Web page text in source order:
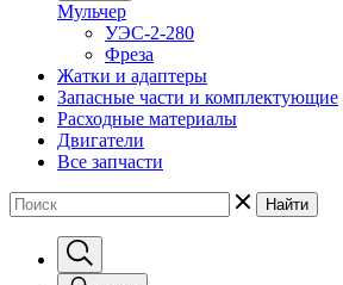
Мульчер
УЭС-2-280
Фреза
Жатки и адаптеры
Запасные части и комплектующие
Расходные материалы
Двигатели
Все запчасти
Найти